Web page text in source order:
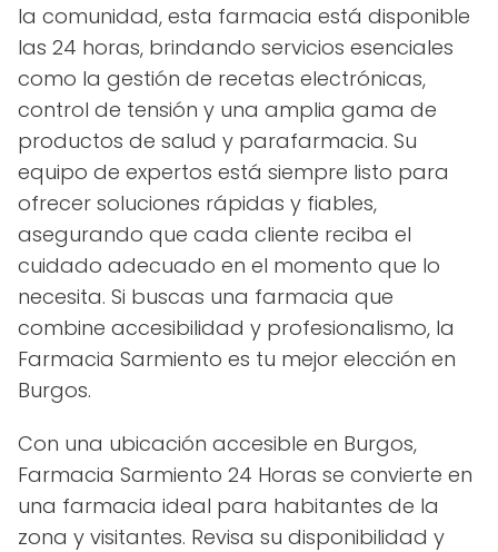
la comunidad, esta farmacia está disponible
las 24 horas, brindando servicios esenciales
como la gestión de recetas electrónicas,
control de tensión y una amplia gama de
productos de salud y parafarmacia. Su
equipo de expertos está siempre listo para
ofrecer soluciones rápidas y fiables,
asegurando que cada cliente reciba el
cuidado adecuado en el momento que lo
necesita. Si buscas una farmacia que
combine accesibilidad y profesionalismo, la
Farmacia Sarmiento es tu mejor elección en
Burgos.
Con una ubicación accesible en Burgos,
Farmacia Sarmiento 24 Horas se convierte en
una farmacia ideal para habitantes de la
zona y visitantes. Revisa su disponibilidad y